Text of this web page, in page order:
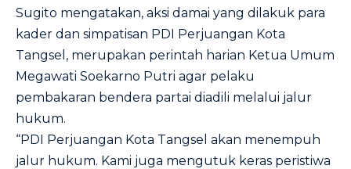
Sugito mengatakan, aksi damai yang dilakuk para
kader dan simpatisan PDI Perjuangan Kota
Tangsel, merupakan perintah harian Ketua Umum
Megawati Soekarno Putri agar pelaku
pembakaran bendera partai diadili melalui jalur
hukum.
“PDI Perjuangan Kota Tangsel akan menempuh
jalur hukum. Kami juga mengutuk keras peristiwa